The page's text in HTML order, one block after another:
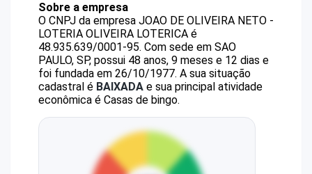
Sobre a empresa
O CNPJ da empresa JOAO DE OLIVEIRA NETO -
LOTERIA OLIVEIRA LOTERICA é
48.935.639/0001-95. Com sede em SAO
PAULO, SP, possui 48 anos, 9 meses e 12 dias e
foi fundada em 26/10/1977. A sua situação
cadastral é BAIXADA e sua principal atividade
econômica é Casas de bingo.